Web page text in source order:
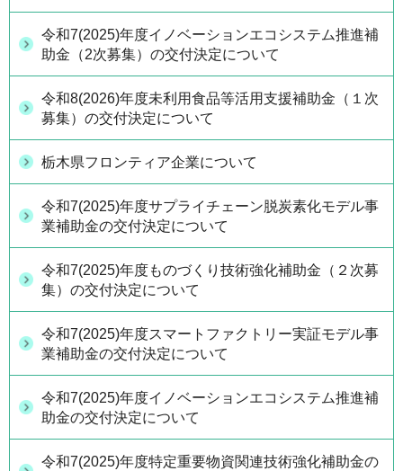
令和7(2025)年度イノベーションエコシステム推進補
助金（2次募集）の交付決定について
令和8(2026)年度未利用食品等活用支援補助金（１次
募集）の交付決定について
栃木県フロンティア企業について
令和7(2025)年度サプライチェーン脱炭素化モデル事
業補助金の交付決定について
令和7(2025)年度ものづくり技術強化補助金（２次募
集）の交付決定について
令和7(2025)年度スマートファクトリー実証モデル事
業補助金の交付決定について
令和7(2025)年度イノベーションエコシステム推進補
助金の交付決定について
令和7(2025)年度特定重要物資関連技術強化補助金の